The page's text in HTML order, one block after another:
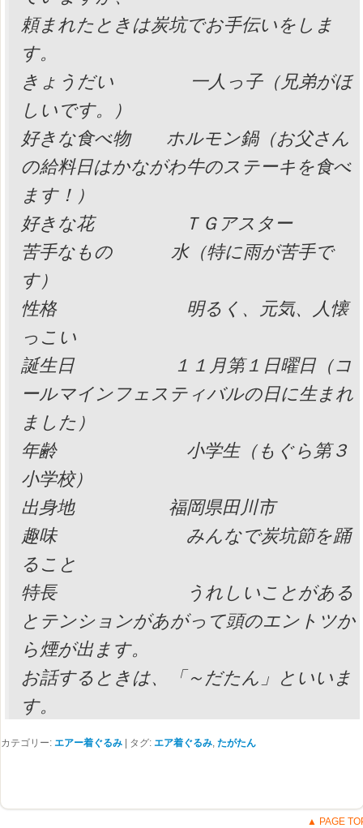
頼まれたときは炭坑でお手伝いをしま
す。
きょうだい 一人っ子（兄弟がほ
しいです。）
好きな食べ物 ホルモン鍋（お父さん
の給料日はかながわ牛のステーキを食べ
ます！）
好きな花 ＴＧアスター
苦手なもの 水（特に雨が苦手で
す）
性格 明るく、元気、人懐
っこい
誕生日 １１月第１日曜日（コ
ールマインフェスティバルの日に生まれ
ました）
年齢 小学生（もぐら第３
小学校）
出身地 福岡県田川市
趣味 みんなで炭坑節を踊
ること
特長 うれしいことがある
とテンションがあがって頭のエントツか
ら煙が出ます。
お話するときは、「～だたん」といいま
す。
カテゴリー: エアー着ぐるみ タグ: エア着ぐるみ, たがたん
▲ PAGE